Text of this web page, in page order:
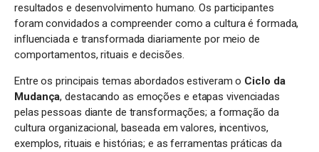
resultados e desenvolvimento humano. Os participantes
foram convidados a compreender como a cultura é formada,
influenciada e transformada diariamente por meio de
comportamentos, rituais e decisões.
Entre os principais temas abordados estiveram o Ciclo da
Mudança, destacando as emoções e etapas vivenciadas
pelas pessoas diante de transformações; a formação da
cultura organizacional, baseada em valores, incentivos,
exemplos, rituais e histórias; e as ferramentas práticas da